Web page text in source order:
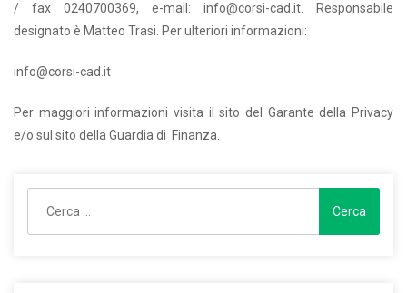
/ fax 0240700369, e-mail: info@corsi-cad.it. Responsabile
designato è Matteo Trasi. Per ulteriori informazioni:
info@corsi-cad.it
Per maggiori informazioni visita il sito del Garante della Privacy
e/o sul sito della Guardia di Finanza.